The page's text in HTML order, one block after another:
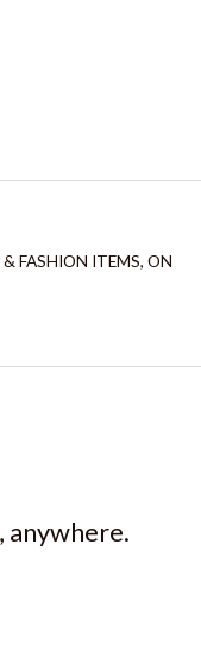
FASHION ITEMS, ON
anywhere.